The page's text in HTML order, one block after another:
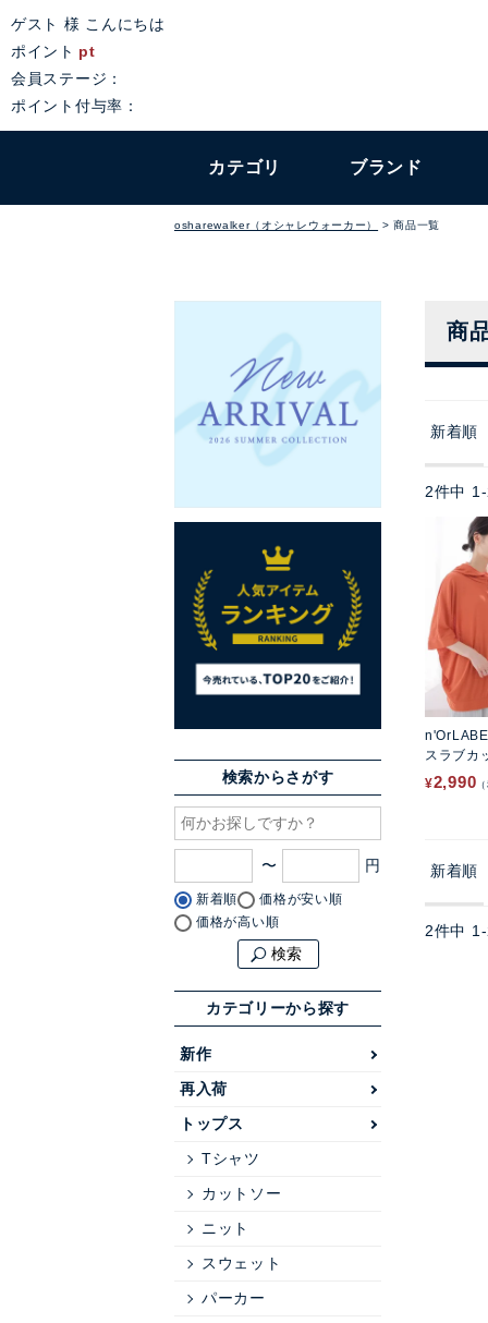
ゲスト 様 こんにちは
ポイント pt
会員ステージ：
ポイント付与率：
カテゴリ ブランド
osharewalker（オシャレウォーカー） 商品一覧
検索からさがす
〜
新着順
価格が安い順
価格が高い順
検索
カテゴリーから探す
新作
再入荷
トップス
Tシャツ
カットソー
ニット
スウェット
パーカー
商
新着順
2件中 1 -
スラブカ
¥2,990
新着順
2件中 1 -